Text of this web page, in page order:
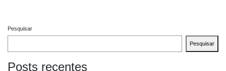
Pesquisar
Pesquisar
Posts recentes